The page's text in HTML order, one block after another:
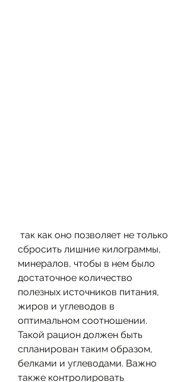
сбросить лишние килограммы,
минералов, чтобы в нем было
достаточное количество
полезных источников питания,
жиров и углеводов в
оптимальном соотношении.
Такой рацион должен быть
спланирован таким образом,
белками и углеводами. Важно
также контролировать